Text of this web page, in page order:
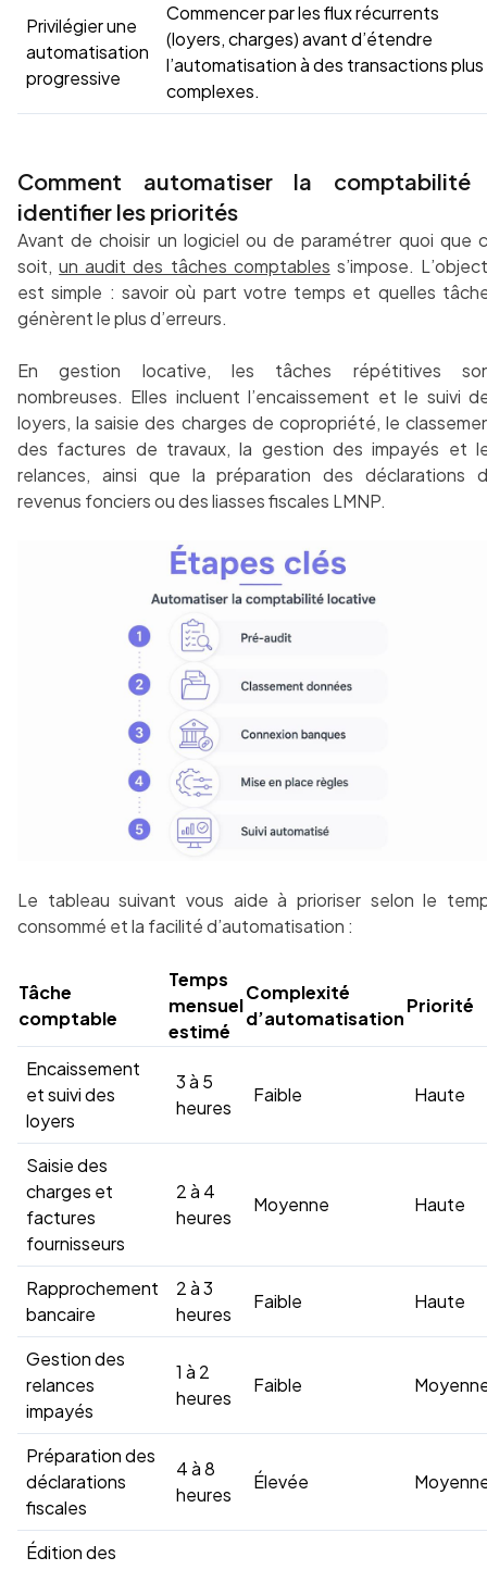
Privilégier une
automatisation
progressive
Commencer par les flux récurrents
(loyers, charges) avant d’étendre
l’automatisation à des transactions plus
complexes.
Comment automatiser la
identifier les priorités
Avant de choisir un logiciel ou de paramétrer quoi que
soit,un audit des tâches comptables s’impose.
est simple : savoir où part votre temps et quelles
génèrent le plus d’erreurs.
En gestion locative, les tâches répétitives
nombreuses. Elles incluent l’encaissement et le suivi
loyers, la saisie des charges de copropriété, le
des factures de travaux, la gestion des impayés et
relances, ainsi que la préparation des déclarations
revenus fonciers ou des liasses fiscales LMNP.
Le tableau suivant vous aide à prioriser selon le
consommé et la facilité d’automatisation :
Tâche
comptable
Temps
mensuel
estimé
Complexité
d’automatisation
Priorité
Encaissement
et suivi des
loyers
3 à 5
heures
Faible Haute
Saisie des
charges et
factures
fournisseurs
2 à 4
heures
Moyenne Haute
Rapprochement
bancaire
2 à 3
heures
Faible Haute
Gestion des
relances
impayés
1 à 2
heures
Faible
Préparation des
déclarations
fiscales
4 à 8
heures
Élevée
Édition des